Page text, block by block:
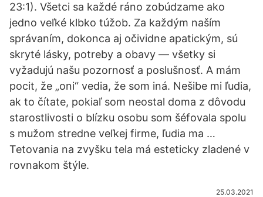
23:1). Všetci sa každé ráno zobúdzame ako
jedno veľké klbko túžob. Za každým naším
správaním, dokonca aj očividne apatickým, sú
skryté lásky, potreby a obavy — všetky si
vyžadujú našu pozornosť a poslušnosť. A mám
pocit, že „oni“ vedia, že som iná. Nešibe mi ľudia,
ak to čítate, pokiaľ som neostal doma z dôvodu
starostlivosti o blízku osobu som šéfovala spolu
s mužom stredne veľkej firme, ľudia ma …
Tetovania na zvyšku tela má esteticky zladené v
rovnakom štýle.
25.03.2021